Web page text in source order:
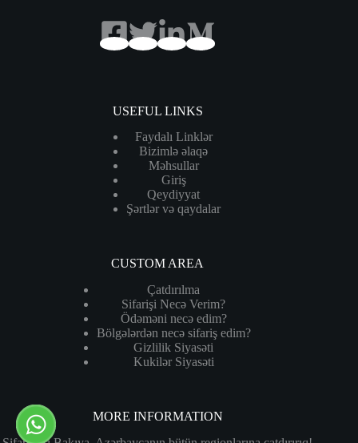
USEFUL LINKS
Faydalı Linklər
Bizimlə əlaqə
Məhsullar
Giriş
Qeydiyyat
Şərtlər və qaydalar
CUSTOM AREA
Çatdırılma
Sifarişi Necə Verim?
Ödəməni necə edim?
Bölgələrdən necə sifariş edim?
Gizlilik Siyasəti
Kukilər Siyasəti
MORE INFORMATION